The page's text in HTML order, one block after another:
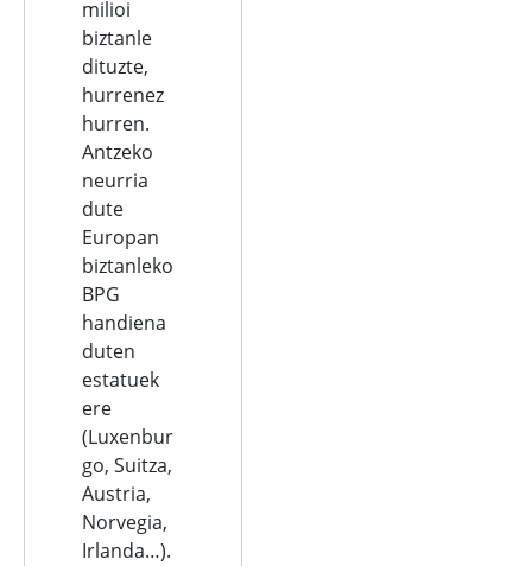
milioi
biztanle
dituzte,
hurrenez
hurren.
Antzeko
neurria
dute
Europan
biztanleko
BPG
handiena
duten
estatuek
ere
(Luxenbur
go, Suitza,
Austria,
Norvegia,
Irlanda…).